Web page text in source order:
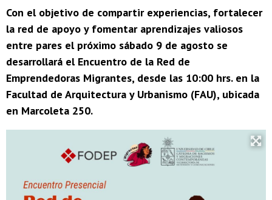
Con el objetivo de compartir experiencias, fortalecer
la red de apoyo y fomentar aprendizajes valiosos
entre pares el próximo sábado 9 de agosto se
desarrollará el Encuentro de la Red de
Emprendedoras Migrantes, desde las 10:00 hrs. en la
Facultad de Arquitectura y Urbanismo (FAU), ubicada
en Marcoleta 250.